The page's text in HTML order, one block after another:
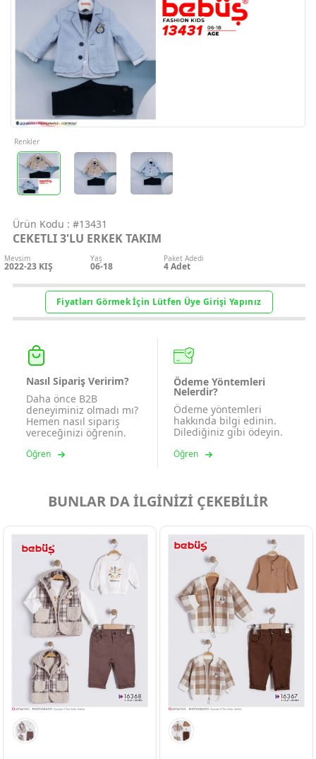
Geri Bildirim
Şifremi
Giriş Yap
Ürün Kodu : #13431
CEKETLI 3'LU ERKEK TAKIM
Mevsim
2022-23 KIŞ
Yaş
06-18
Paket Adedi
4Adet
Renkler
Fiyatları Görmek İçin Lütfen Üye Girişi Yapınız
Nasıl Sipariş Veririm?
Daha önce B2B
deneyiminiz olmadı mı?
Hemen nasıl sipariş
vereceğinizi öğrenin.
Öğren
Ödeme Yöntemleri
Nelerdir?
Ödeme yöntemleri
hakkında bilgi edinin.
Dilediğiniz gibi ödeyin.
Öğren
BUNLAR DA İLGİNİZİ ÇEKEBİLİR